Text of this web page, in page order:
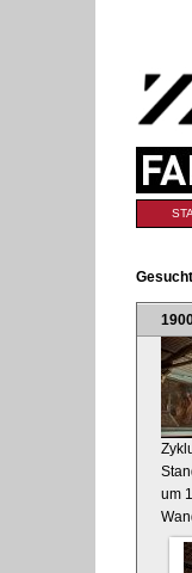
Navigation
Sektionen
um